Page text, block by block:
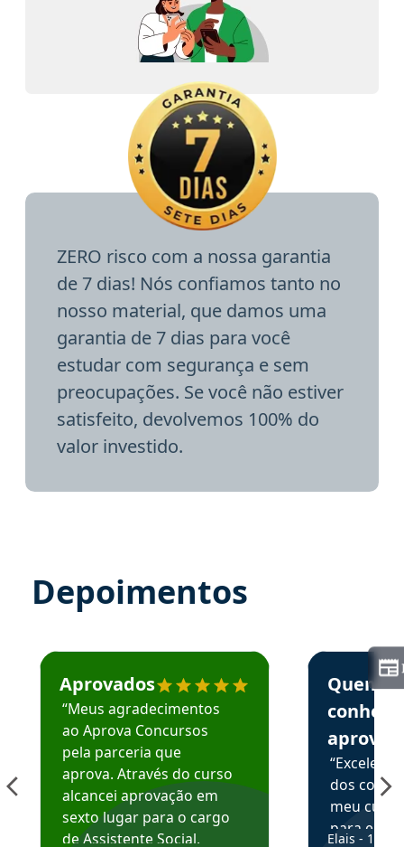
ZERO risco com a nossa garantia
de 7 dias! Nós confiamos tanto no
nosso material, que damos uma
garantia de 7 dias para você
estudar com segurança e sem
preocupações. Se você não estiver
satisfeito, devolvemos 100% do
valor investido.
Depoimentos
Estudante José recomenda o Aprova Concursos em
Aprovados
“Meus agradecimentos
ao Aprova Concursos
pela parceria que
aprova. Através do curso
alcancei aprovação em
sexto lugar para o cargo
de Assistente Social.
Estudante
Quem
aprova
dos
meu
para
Elais - 15/